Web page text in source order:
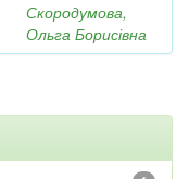
Скородумова,
Ольга Борисівна